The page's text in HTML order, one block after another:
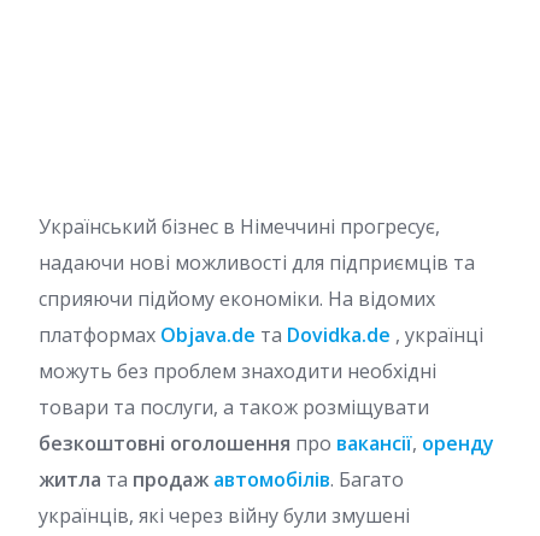
Український бізнес в Німеччині прогресує,
надаючи нові можливості для підприємців та
сприяючи підйому економіки. На відомих
платформах Objava.de та Dovidka.de , українці
можуть без проблем знаходити необхідні
товари та послуги, а також розміщувати
безкоштовні оголошення про вакансії, оренду
житла та продаж автомобілів. Багато
українців, які через війну були змушені